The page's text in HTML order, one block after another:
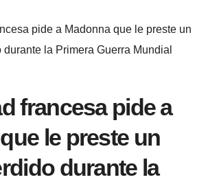
pide a Madonna que le preste un
la Primera Guerra Mundial
francesa pide a
le preste un
durante la